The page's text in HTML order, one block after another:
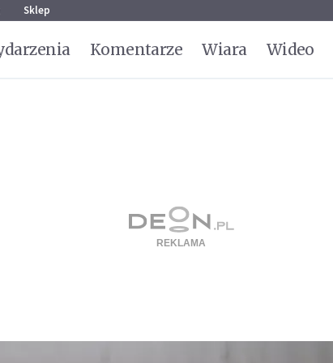
Sklep
Komentarze Wiara Wideo